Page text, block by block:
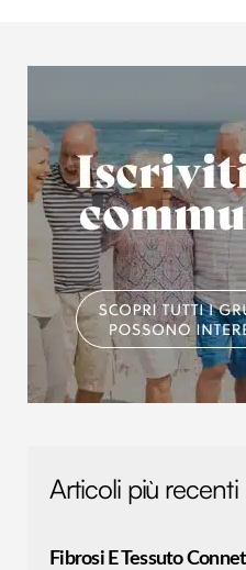
Articoli più recenti
Fibrosi E Tessuto